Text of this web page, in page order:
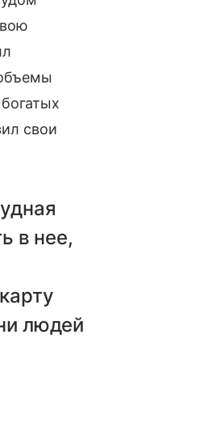
свои
в нее,
людей